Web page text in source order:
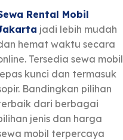
Rental Mobil
jadi lebih mudah
hemat waktu secara
Tersedia sewa mobil
kunci dan termasuk
Bandingkan pilihan
dari berbagai
jenis dan harga
mobil terpercaya